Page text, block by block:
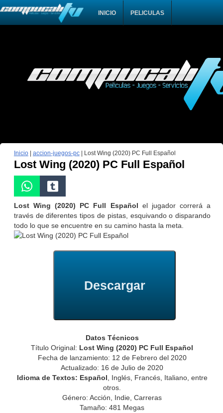
INICIO PELICULAS
Inicio| accion-juegos-pc| Lost Wing (2020) PC Full Español
Lost Wing (2020) PC Full Español
Lost Wing (2020) PC Full Español el jugador correrá a
través de diferentes tipos de pistas, esquivando o disparando
todo lo que se encuentre en su camino hasta la meta.
Descargar
Datos Técnicos
Título Original: Lost Wing (2020) PC Full Español
Fecha de lanzamiento: 12 de Febrero del 2020
Actualizado: 16 de Julio de 2020
Idioma de Textos: Español , Inglés, Francés, Italiano, entre
otros.
Género: Acción, Indie, Carreras
Tamaño: 481 Megas